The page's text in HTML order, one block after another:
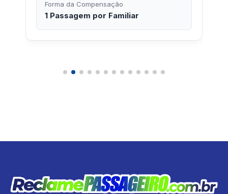
Forma da Compensação
1 Passagem por Familiar